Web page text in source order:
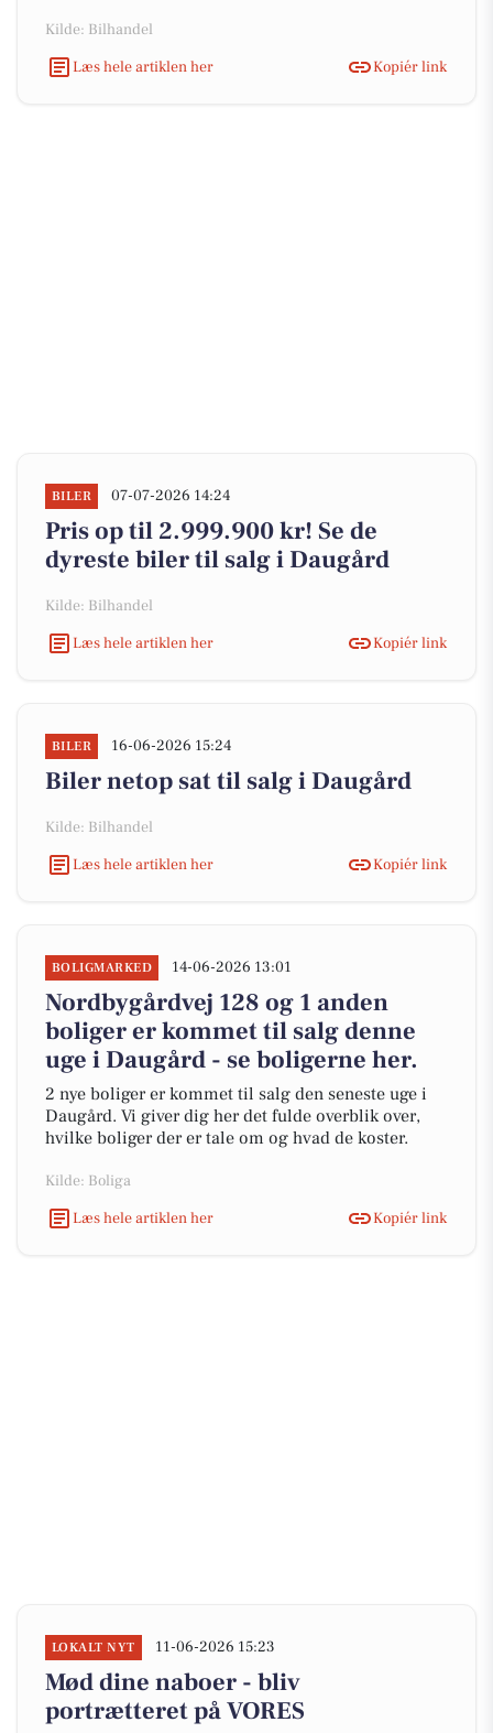
Kilde: Bilhandel
Læs hele artiklen her
Kopiér link
BILER 07-07-2026 14:24
Pris op til 2.999.900 kr! Se de
dyreste biler til salg i Daugård
Kilde: Bilhandel
Læs hele artiklen her
Kopiér link
BILER 16-06-2026 15:24
Biler netop sat til salg i Daugård
Kilde: Bilhandel
Læs hele artiklen her
Kopiér link
BOLIGMARKED 14-06-2026 13:01
Nordbygårdvej 128 og 1 anden
boliger er kommet til salg denne
uge i Daugård - se boligerne her.
2 nye boliger er kommet til salg den seneste uge i
Daugård. Vi giver dig her det fulde overblik over,
hvilke boliger der er tale om og hvad de koster.
Kilde: Boliga
Læs hele artiklen her
Kopiér link
LOKALT NYT 11-06-2026 15:23
Mød dine naboer - bliv
portrætteret på VORES